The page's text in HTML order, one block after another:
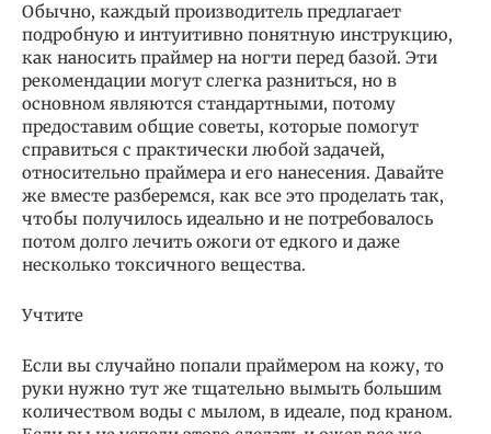
Обычно, каждый производитель предлагает
подробную и интуитивно понятную инструкцию,
как наносить праймер на ногти перед базой. Эти
рекомендации могут слегка разниться, но в
основном являются стандартными, потому
предоставим общие советы, которые помогут
справиться с практически любой задачей,
относительно праймера и его нанесения. Давайте
же вместе разберемся, как все это проделать так,
чтобы получилось идеально и не потребовалось
потом долго лечить ожоги от едкого и даже
несколько токсичного вещества.
Учтите
Если вы случайно попали праймером на кожу, то
руки нужно тут же тщательно вымыть большим
количеством воды с мылом, в идеале, под краном.